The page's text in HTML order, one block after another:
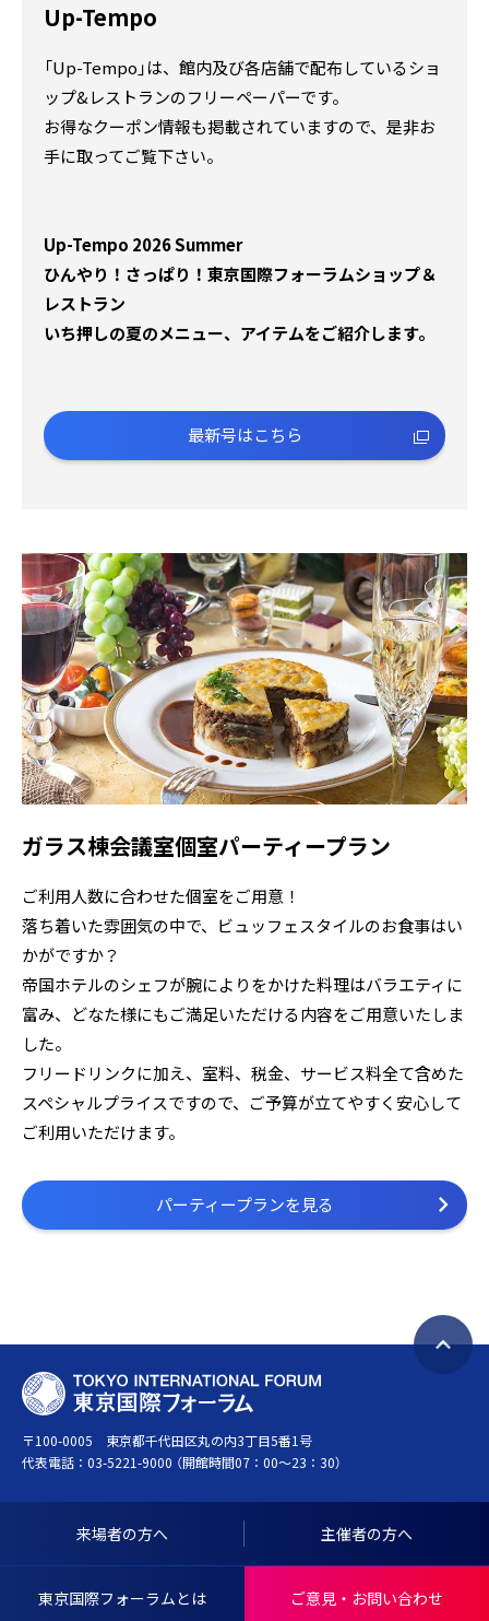
Up-Tempo
「Up-Tempo」は、館内及び各店舗で配布しているショ
ップ&レストランのフリーペーパーです。
お得なクーポン情報も掲載されていますので、是非お
手に取ってご覧下さい。
Up-Tempo 2026 Summer
ひんやり！さっぱり！東京国際フォーラムショップ＆
レストラン
いち押しの夏のメニュー、アイテムをご紹介します。
最新号はこちら
ガラス棟会議室個室パーティープラン
ご利用人数に合わせた個室をご用意！
落ち着いた雰囲気の中で、ビュッフェスタイルのお食事はい
かがですか？
帝国ホテルのシェフが腕によりをかけた料理はバラエティに
富み、どなた様にもご満足いただける内容をご用意いたしま
した。
フリードリンクに加え、室料、税金、サービス料全て含めた
スペシャルプライスですので、ご予算が立てやすく安心して
ご利用いただけます。
パーティープランを見る
ペ
プ
戻
る
T
O
K
Y
O
N
〒100-0005 東京都千代田区丸の内3丁目5番1号
代表電話： 03-5221-9000 （開館時間07：00～23：30）
来場者の方へ 主催者の方へ
東京国際フォーラムとは ご意見・お問い合わせ